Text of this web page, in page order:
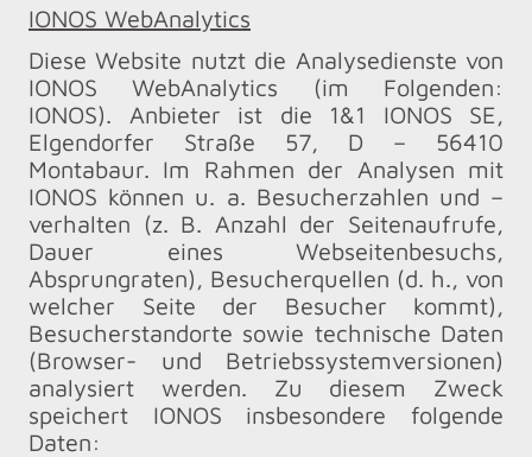
IONOS WebAnalytics
Diese Website nutzt die Analysedienste von
IONOS WebAnalytics (im Folgenden:
IONOS). Anbieter ist die 1&1 IONOS SE,
Elgendorfer Straße 57, D – 56410
Montabaur. Im Rahmen der Analysen mit
IONOS können u. a. Besucherzahlen und –
verhalten (z. B. Anzahl der Seitenaufrufe,
Dauer eines Webseitenbesuchs,
Absprungraten), Besucherquellen (d. h., von
welcher Seite der Besucher kommt),
Besucherstandorte sowie technische Daten
(Browser- und Betriebssystemversionen)
analysiert werden. Zu diesem Zweck
speichert IONOS insbesondere folgende
Daten: